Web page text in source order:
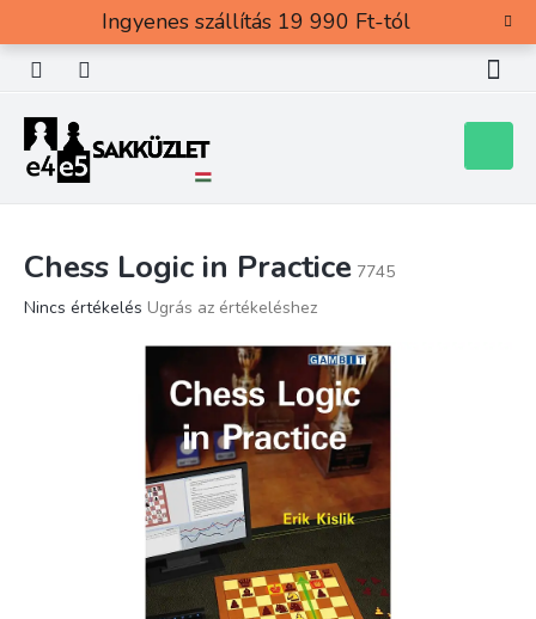
tartalomhoz
Ingyenes szállítás 19 990 Ft-tól
Chess Logic in Practice 7745
A
Nincs értékelés Ugrás az értékeléshez